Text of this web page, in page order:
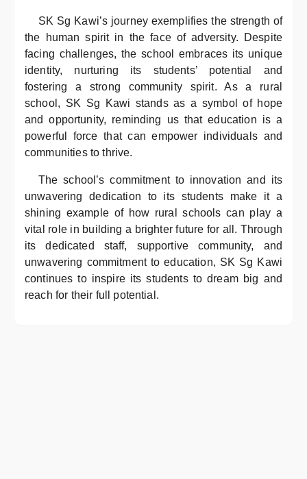
SK Sg Kawi’s journey exemplifies the strength of
the human spirit in the face of adversity. Despite
facing challenges, the school embraces its unique
identity, nurturing its students’ potential and
fostering a strong community spirit. As a rural
school, SK Sg Kawi stands as a symbol of hope
and opportunity, reminding us that education is a
powerful force that can empower individuals and
communities to thrive.
The school’s commitment to innovation and its
unwavering dedication to its students make it a
shining example of how rural schools can play a
vital role in building a brighter future for all. Through
its dedicated staff, supportive community, and
unwavering commitment to education, SK Sg Kawi
continues to inspire its students to dream big and
reach for their full potential.